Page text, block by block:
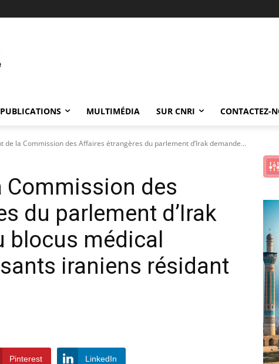
PUBLICATIONS MULTIMÉDIA SUR CNRI CONTACTEZ-
de la Commission des Affaires étrangères du parlement d’Irak demande...
Commission des
du parlement d’Irak
blocus médical
iraniens résidant
Pinterest LinkedIn